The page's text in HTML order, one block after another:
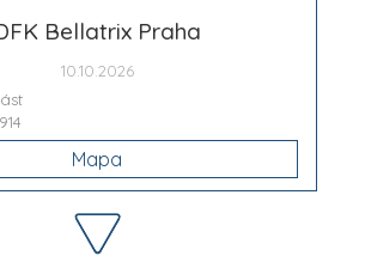
Bellatrix Praha
10.10.2026
Mapa